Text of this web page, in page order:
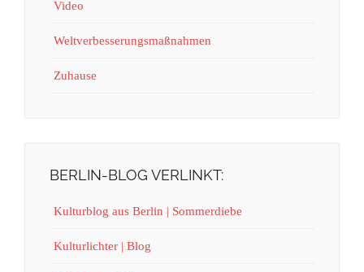
Video
Weltverbesserungsmaßnahmen
Zuhause
BERLIN-BLOG VERLINKT:
Kulturblog aus Berlin | Sommerdiebe
Kulturlichter | Blog